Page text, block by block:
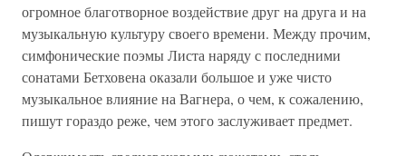
огромное благотворное воздействие друг на друга и на
музыкальную культуру своего времени. Между прочим,
симфонические поэмы Листа наряду с последними
сонатами Бетховена оказали большое и уже чисто
музыкальное влияние на Вагнера, о чем, к сожалению,
пишут гораздо реже, чем этого заслуживает предмет.